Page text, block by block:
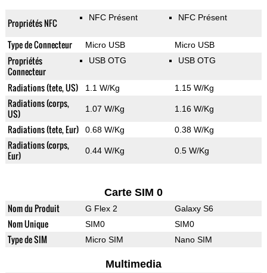
Propriétés NFC NFC Présent NFC Présent
Type de Connecteur Micro USB Micro USB
Propriétés
Connecteur
USB OTG USB OTG
Radiations (tete, US) 1.1 W/Kg 1.15 W/Kg
Radiations (corps,
US)
1.07 W/Kg 1.16 W/Kg
Radiations (tete, Eur) 0.68 W/Kg 0.38 W/Kg
Radiations (corps,
Eur)
0.44 W/Kg 0.5 W/Kg
Carte SIM 0
Nom du Produit G Flex 2 Galaxy S6
Nom Unique SIM0 SIM0
Type de SIM Micro SIM Nano SIM
Multimedia